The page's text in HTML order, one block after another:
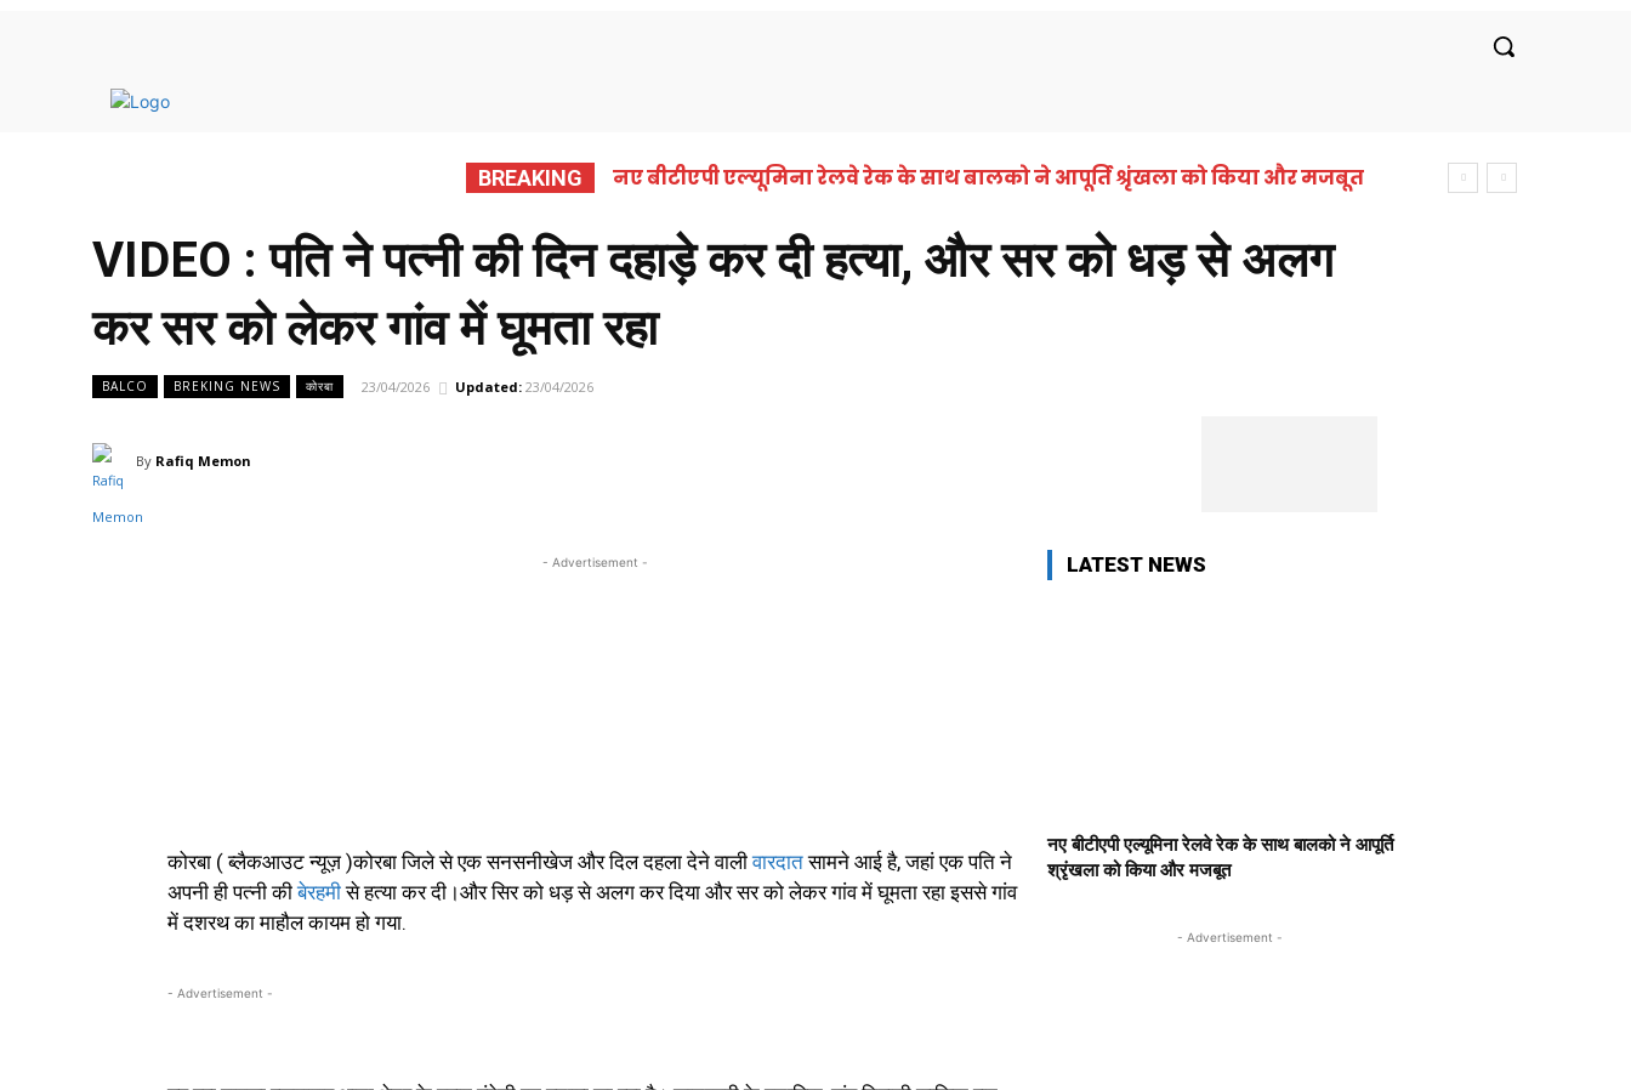
BREAKING नए बीटीएपी एल्यूमिना रेलवे रेक के साथ बालको ने आपूर्ति श्रृंखला को किया और मजबूत
VIDEO : पति ने पत्नी की दिन दहाड़े कर दी हत्या, और सर को धड़ से अलग
कर सर को लेकर गांव में घूमता रहा
BALCO BREKING NEWS कोरबा 23/04/2026 Updated: 23/04/2026
By Rafiq Memon
- Advertisement -
कोरबा ( ब्लैकआउट न्यूज़ )कोरबा जिले से एक सनसनीखेज और दिल दहला देने वालीवारदातसामने आई है, जहां एक पति ने
अपनी ही पत्नी कीबेरहमीसे हत्या कर दी।और सिर को धड़ से अलग कर दिया और सर को लेकर गांव में घूमता रहा इससे गांव
में दशरथ का माहौल कायम हो गया.
- Advertisement -
LATEST NEWS
नए बीटीएपी एल्यूमिना रेलवे रेक के साथ बालको ने आपूर्ति
श्रृंखला को किया और मजबूत
- Advertisement -